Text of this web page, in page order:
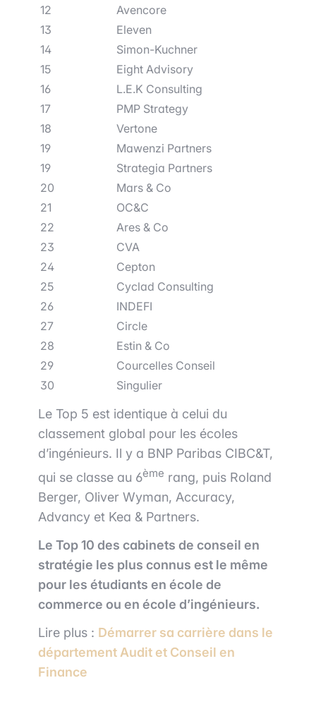
12
Avencore
13
Eleven
14
Simon-Kuchner
15
Eight Advisory
16
L.E.K Consulting
17
PMP Strategy
18
Vertone
19
Mawenzi Partners
19
Strategia Partners
20
Mars & Co
21
OC&C
22
Ares & Co
23
CVA
24
Cepton
25
Cyclad Consulting
26
INDEFI
27
Circle
28
Estin & Co
29
Courcelles Conseil
30
Singulier
Le Top 5 est identique à celui du
classement global pour les écoles
d’ingénieurs. Il y a BNP Paribas CIBC&T,
qui se classe au 6ème rang, puis Roland
Berger, Oliver Wyman, Accuracy,
Advancy et Kea & Partners.
Le Top 10 des cabinets de conseil en
stratégie les plus connus est le même
pour les étudiants en école de
commerce ou en école d’ingénieurs.
Lire plus : Démarrer sa carrière dans le
département Audit et Conseil en
Finance